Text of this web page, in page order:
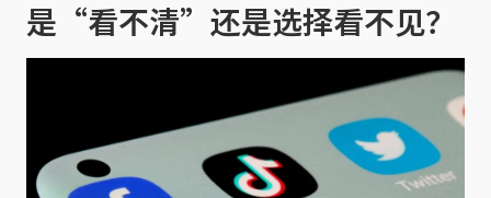
是“看不清”还是选择看不见？